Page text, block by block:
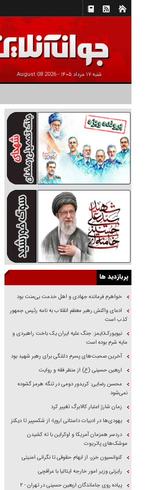
شنبه ۱۷ مرداد ۱۴۰۵ - 2026 August 08
پربازدید ها
خواهرم فرمانده جهادی و اهل خدمت بی‌منت بود
ادعای واکنش رهبر معظم انقلاب به نامه رئیس جمهور
کذب است
نیویورک‌تایمز: جنگ علیه ایران یک باخت راهبردی و
مایه شرم بوده است
آخرین صحبت‌های پسرم دلتنگی برای رهبر شهید بود
اربعین حسینی (ع) از منظر فقه و روایت
محسن رضایی: کریدور دومی در تنگه هرمز گشوده
نمی‌شود
زمان شارژ اعتبار کالابرگ تغییر کرد
یهودی‌ها در ادبیات داستانی اروپا؛ از شکسپیر تا دیکنز
دردسر همزمان آمریکا و اوکراین با ته کشیدن
موشک‌های پاتریوت
کنوانسیون خزر، از ابهام حقوقی تا نگرانی امنیتی
رایزنی وزیر امور خارجه ایتالیا با عراقچی
پیاده روی جاماندگان اربعین حسینی در تهران - ۲